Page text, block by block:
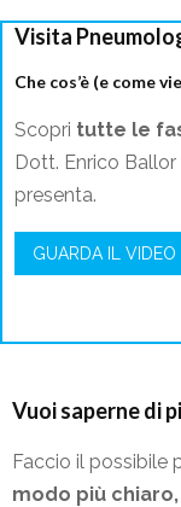
Visita
Che cos’è (e come
Scopri tutte le
Dott. Enrico
presenta.
GUARDA IL VIDEO
Vuoi saperne di
Faccio il possibile
modo più